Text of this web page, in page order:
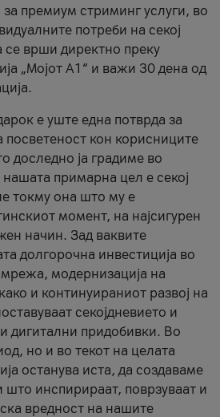
премиум стриминг услуги, во
потреби на секој
се врши директно преку
„Мојот А1“ и важи 30 дена од
е уште една потврда за
кон корисниците
доследно ја градиме во
примарна цел е секој
токму она што му е
момент, на најсигурен
начин. Зад ваквите
долгорочна инвестиција во
модернизација на
и континуираниот развој на
секојдневието и
дигитални придобивки. Во
но и во текот на целата
останува иста, да создаваме
што инспирираат, поврзуваат и
вредност на нашите